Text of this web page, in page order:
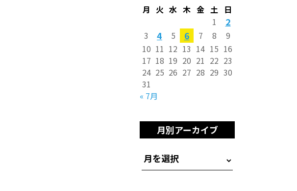
月 火 水 木 金 土 日
« 7月
1 2
3 4 5 6 7 8
9
10 11 12 13 14 15 16
17 18 19 20 21 22 23
24 25 26 27 28 29 30
31
月別アーカイブ